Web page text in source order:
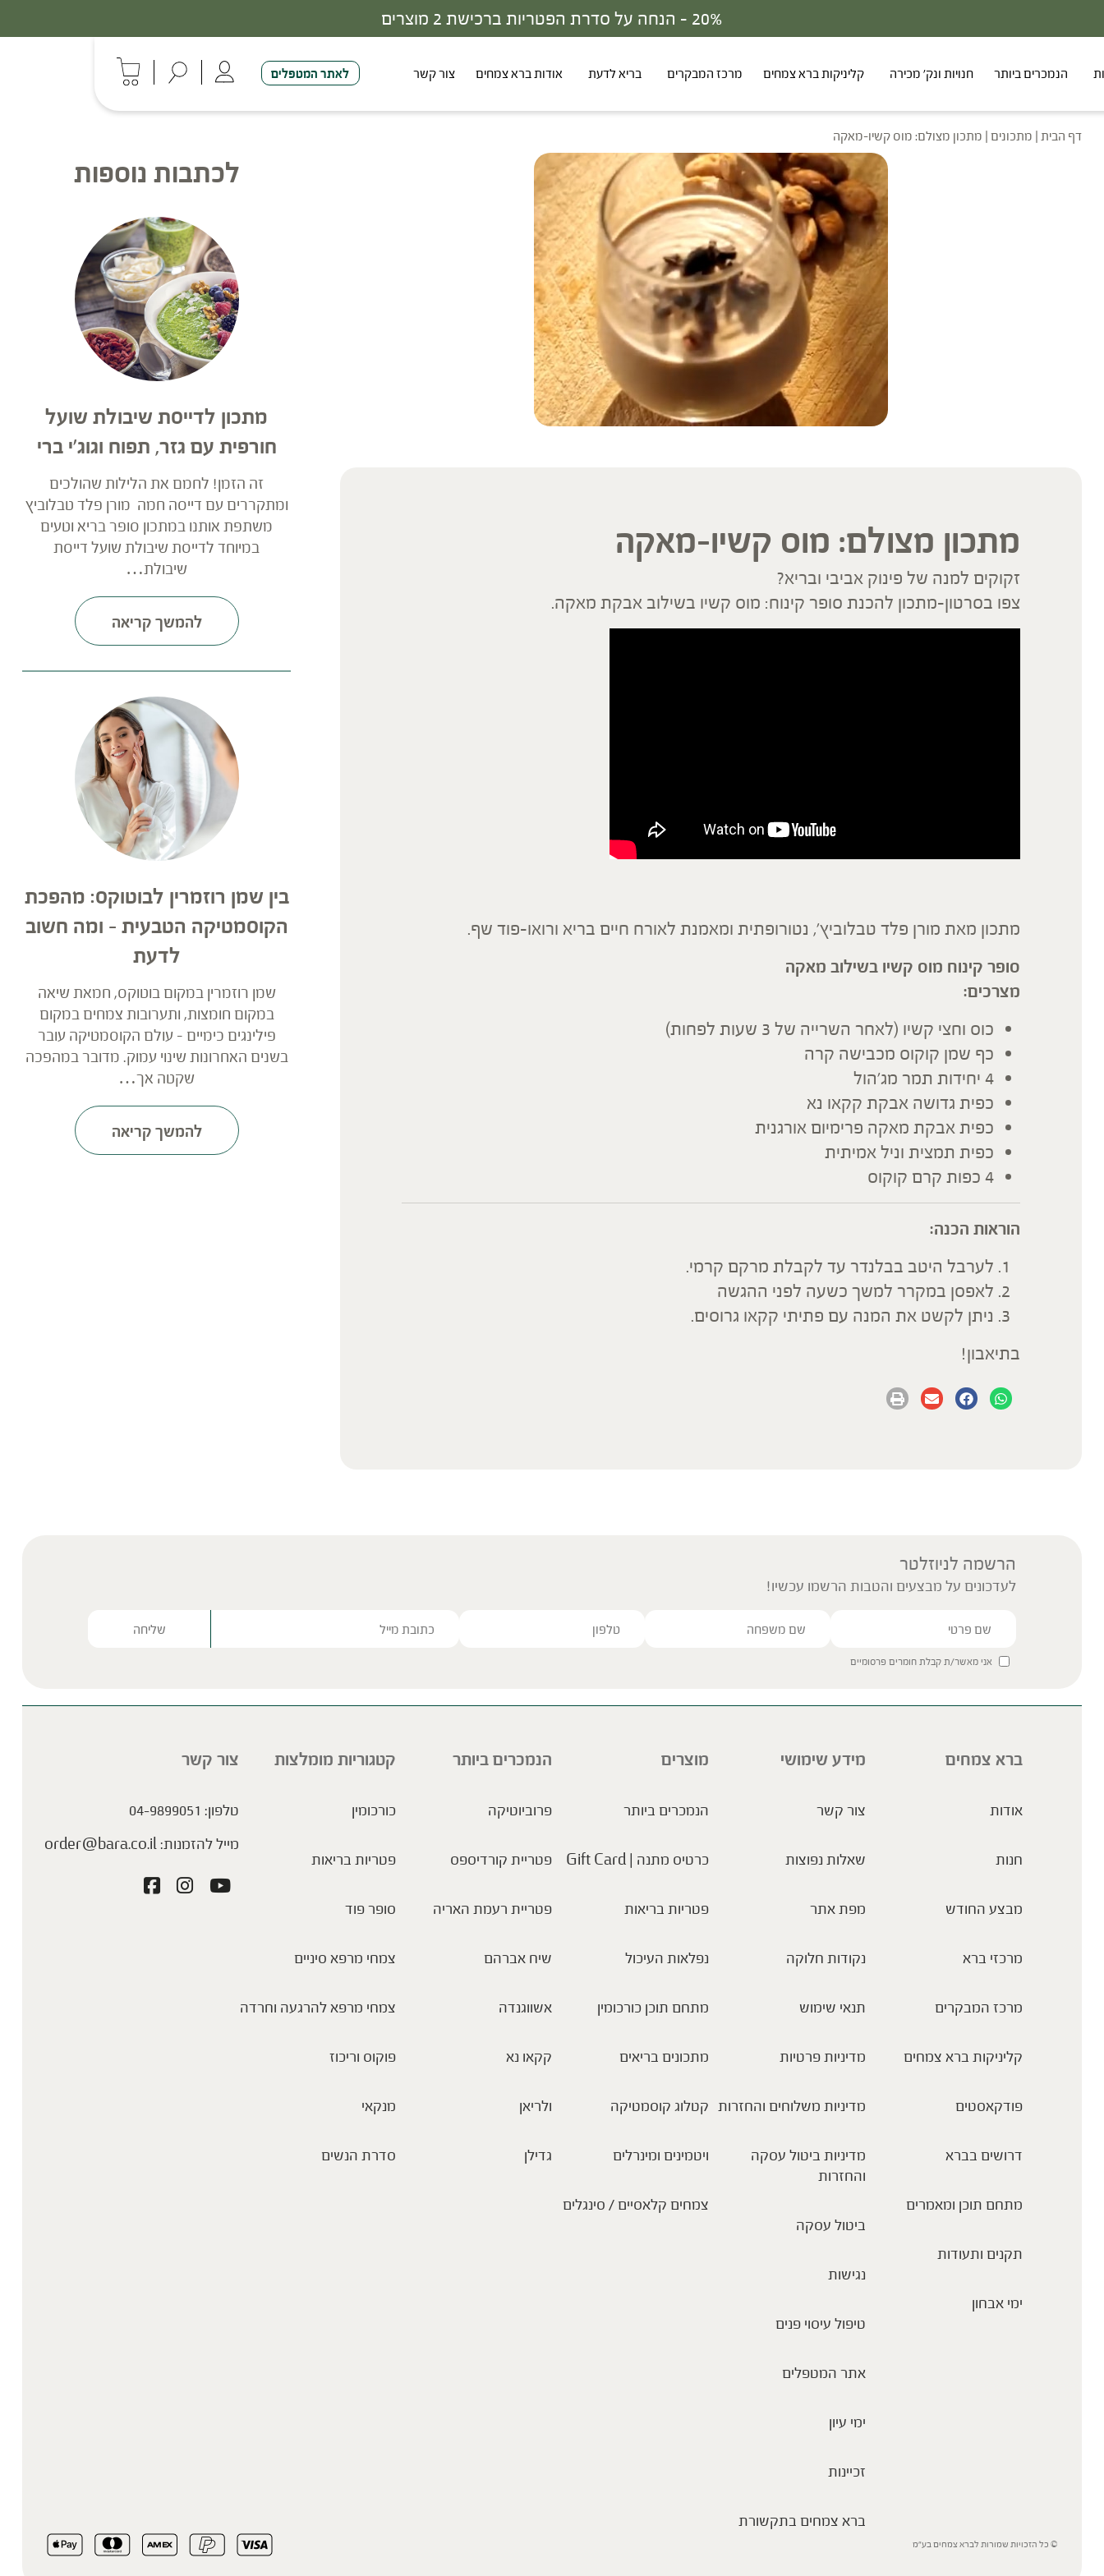
20% - הנחה על סדרת הפטריות ברכישת 2 מוצרים
הנמכרים ביותר חנויות ונק' מכירה קליניקות ברא צמחים מרכז המבקרים בריא לדעת אודות ברא צמחים צור קשר לאתר המטפלים
דף הבית | מתכונים | מתכון מצולם: מוס קשיו-מאקה
מתכון מצולם: מוס קשיו-מאקה
זקוקים למנה של פינוק אביבי ובריא?
צפו בסרטון-מתכון להכנת סופר קינוח: מוס קשיו בשילוב אבקת מאקה.
מתכון מאת מורן פלד טבלוביץ', נטורופתית ומאמנת לאורח חיים בריא ורואו-פוד שף.
סופר קינוח מוס קשיו בשילוב מאקה
מצרכים:
כוס וחצי קשיו (לאחר השרייה של 3 שעות לפחות)
כף שמן קוקוס מכבישה קרה
4 יחידות תמר מג'הול
כפית גדושה אבקת קקאו נא
כפית אבקת מאקה פרימיום אורגנית
כפית תמצית וניל אמיתית
4 כפות קרם קוקוס
הוראות הכנה:
לערבל היטב בבלנדר עד לקבלת מרקם קרמי.
לאפסן במקרר למשך כשעה לפני ההגשה
ניתן לקשט את המנה עם פתיתי קקאו גרוסים.
בתיאבון!
לכתבות נוספות
מתכון לדייסת שיבולת שועל
חורפית עם גזר, תפוח וגוג'י ברי
זה הזמן! לחמם את הלילות שהולכים
ומתקררים עם דייסה חמה מורן פלד טבלוביץ
משתפת אותנו במתכון סופר בריא וטעים
במיוחד לדייסת שיבולת שועל דייסת
שיבולת…
להמשך קריאה
בין שמן רוזמרין לבוטוקס: מהפכת
הקוסמטיקה הטבעית – ומה חשוב
לדעת
שמן רוזמרין במקום בוטוקס, חמאת שיאה
במקום חומצות, ותערובות צמחים במקום
פילינגים כימיים – עולם הקוסמטיקה עובר
בשנים האחרונות שינוי עמוק. מדובר במהפכה
שקטה אך…
להמשך קריאה
הרשמה לניוזלטר
לעדכונים על מבצעים והטבות הרשמו עכשיו!
אני מאשר/ת קבלת חומרים פרסומיים
ברא צמחים
אודות
חנות
מבצע החודש
מרכזי ברא
מרכז המבקרים
קליניקות ברא צמחים
פודקאסטים
דרושים בברא
מתחם תוכן ומאמרים
תקנים ותעודות
ימי אבחון
מידע שימושי
צור קשר
שאלות נפוצות
מפת אתר
נקודות חלוקה
תנאי שימוש
מדיניות פרטיות
מדיניות משלוחים והחזרות
מדיניות ביטול עסקה
והחזרות
ביטול עסקה
נגישות
טיפול עיסוי פנים
אתר המטפלים
ימי עיון
זכיינות
ברא צמחים בתקשורת
מוצרים
הנמכרים ביותר
כרטיס מתנה | Gift Card
פטריות בריאות
נפלאות העיכול
מתחם תוכן כורכומין
מתכונים בריאים
קטלוג קוסמטיקה
ויטמינים ומינרלים
צמחים קלאסיים / סינגלים
הנמכרים ביותר
פרוביוטיקה
פטריית קורדיספס
פטריית רעמת האריה
שיח אברהם
אשווגנדה
קקאו נא
ולריאן
גדילן
קטגוריות מומלצות
כורכומין
פטריות בריאות
סופר פוד
צמחי מרפא סיניים
צמחי מרפא להרגעה וחרדה
פוקוס וריכוז
מנקאי
סדרת הנשים
צור קשר
טלפון: 04-9899051
מייל להזמנות:order@bara.co.il
© כל הזכויות שמורות לברא צמחים בע”מ